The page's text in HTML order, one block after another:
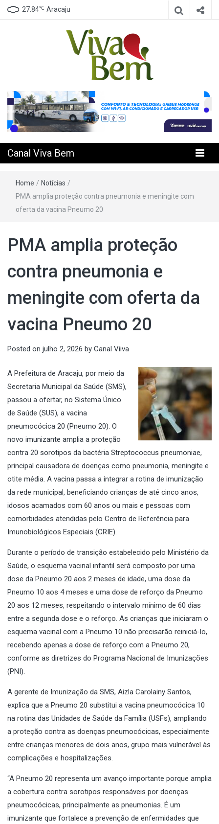
27.84℃ Aracaju
Canal Viva
Bem
Canal Viva Bem
Home / Notícias /
PMA amplia proteção contra pneumonia e meningite com
oferta da vacina Pneumo 20
PMA amplia proteção
contra pneumonia e
meningite com oferta da
vacina Pneumo 20
Posted on julho 2, 2026 by Canal Viiva
A Prefeitura de Aracaju, por meio da
Secretaria Municipal da Saúde (SMS),
passou a ofertar, no Sistema Único
de Saúde (SUS), a vacina
pneumocócica 20 (Pneumo 20). O
novo imunizante amplia a proteção
contra 20 sorotipos da bactéria Streptococcus pneumoniae,
principal causadora de doenças como pneumonia, meningite e
otite média. A vacina passa a integrar a rotina de imunização
da rede municipal, beneficiando crianças de até cinco anos,
idosos acamados com 60 anos ou mais e pessoas com
comorbidades atendidas pelo Centro de Referência para
Imunobiológicos Especiais (CRIE).
Durante o período de transição estabelecido pelo Ministério da
Saúde, o esquema vacinal infantil será composto por uma
dose da Pneumo 20 aos 2 meses de idade, uma dose da
Pneumo 10 aos 4 meses e uma dose de reforço da Pneumo
20 aos 12 meses, respeitando o intervalo mínimo de 60 dias
entre a segunda dose e o reforço. As crianças que iniciaram o
esquema vacinal com a Pneumo 10 não precisarão reiniciá-lo,
recebendo apenas a dose de reforço com a Pneumo 20,
conforme as diretrizes do Programa Nacional de Imunizações
(PNI).
A gerente de Imunização da SMS, Aizla Carolainy Santos,
explica que a Pneumo 20 substitui a vacina pneumocócica 10
na rotina das Unidades de Saúde da Família (USFs), ampliando
a proteção contra as doenças pneumocócicas, especialmente
entre crianças menores de dois anos, grupo mais vulnerável às
complicações e hospitalizações.
“A Pneumo 20 representa um avanço importante porque amplia
a cobertura contra sorotipos responsáveis por doenças
pneumocócicas, principalmente as pneumonias. É um
imunizante que fortalece a prevenção de enfermidades que